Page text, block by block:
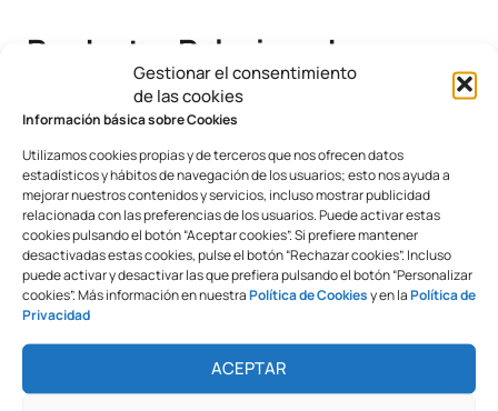
Gestionar el consentimiento
de las cookies
Información básica sobre Cookies
Utilizamos cookies propias y de terceros que nos ofrecen datos
estadísticos y hábitos de navegación de los usuarios; esto nos ayuda a
mejorar nuestros contenidos y servicios, incluso mostrar publicidad
relacionada con las preferencias de los usuarios. Puede activar estas
cookies pulsando el botón “Aceptar cookies”. Si prefiere mantener
desactivadas estas cookies, pulse el botón “Rechazar cookies”. Incluso
puede activar y desactivar las que prefiera pulsando el botón “Personalizar
cookies”. Más información en nuestraPolítica de Cookiesy en laPolítica de
Privacidad
ACEPTAR
Productos Relacionados
Laminadora D3A
Publicitario Deslizante